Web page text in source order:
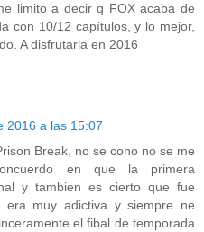
limito a decir q FOX acaba de
con 10/12 capítulos, y lo mejor,
A disfrutarla en 2016
2016 a las 15:07
Break, no se cono no se me
en que la primera
y tambien es cierto que fue
era muy adictiva y siempre ne
el fibal de temporada